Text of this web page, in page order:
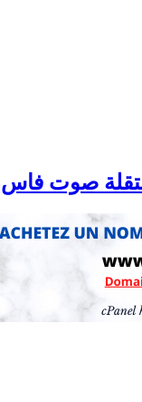
صوت فاس